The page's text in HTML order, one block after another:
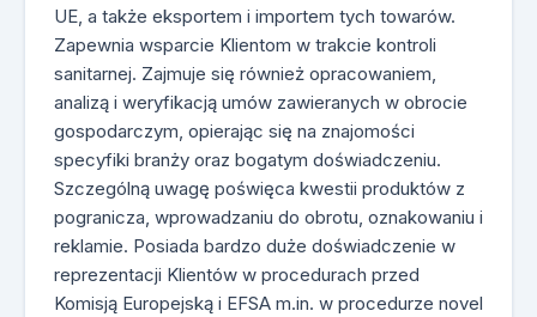
UE, a także eksportem i importem tych towarów.
Zapewnia wsparcie Klientom w trakcie kontroli
sanitarnej. Zajmuje się również opracowaniem,
analizą i weryfikacją umów zawieranych w obrocie
gospodarczym, opierając się na znajomości
specyfiki branży oraz bogatym doświadczeniu.
Szczególną uwagę poświęca kwestii produktów z
pogranicza, wprowadzaniu do obrotu, oznakowaniu i
reklamie. Posiada bardzo duże doświadczenie w
reprezentacji Klientów w procedurach przed
Komisją Europejską i EFSA m.in. w procedurze novel